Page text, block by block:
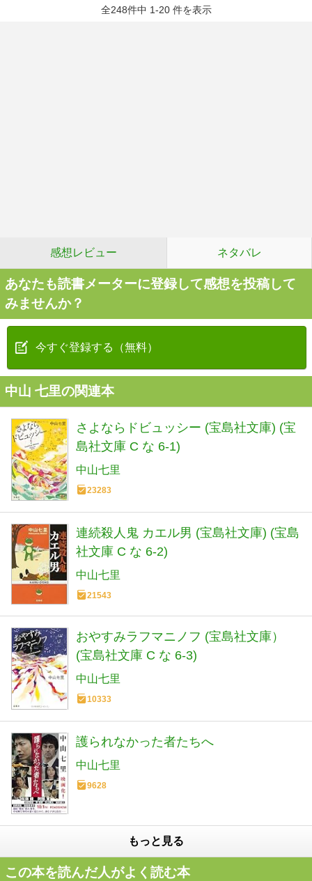
全248件中 1-20 件を表示
感想レビュー ネタバレ
あなたも読書メーターに登録して感想を投稿して
みませんか？
今すぐ登録する（無料）
中山 七里の関連本
さよならドビュッシー (宝島社文庫) (宝
島社文庫 C な 6-1)
中山七里
23283
連続殺人鬼 カエル男 (宝島社文庫) (宝島
社文庫 C な 6-2)
中山七里
21543
おやすみラフマニノフ (宝島社文庫）
(宝島社文庫 C な 6-3)
中山七里
10333
護られなかった者たちへ
中山七里
9628
もっと見る
この本を読んだ人がよく読む本